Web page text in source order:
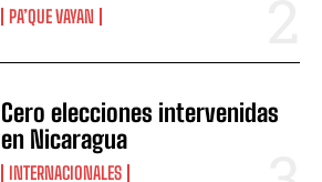
PA’QUE VAYAN
Cero elecciones intervenidas
en Nicaragua
INTERNACIONALES